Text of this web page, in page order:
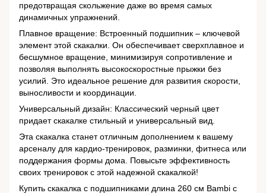
предотвращая скольжение даже во время самых
динамичных упражнений.
Плавное вращение: Встроенный подшипник – ключевой
элемент этой скакалки. Он обеспечивает сверхплавное и
бесшумное вращение, минимизируя сопротивление и
позволяя выполнять высокоскоростные прыжки без
усилий. Это идеальное решение для развития скорости,
выносливости и координации.
Универсальный дизайн: Классический черный цвет
придает скакалке стильный и универсальный вид.
Эта скакалка станет отличным дополнением к вашему
арсеналу для кардио-тренировок, разминки, фитнеса или
поддержания формы дома. Повысьте эффективность
своих тренировок с этой надежной скакалкой!
Купить скакалка с подшипниками длина 260 см Bambi с